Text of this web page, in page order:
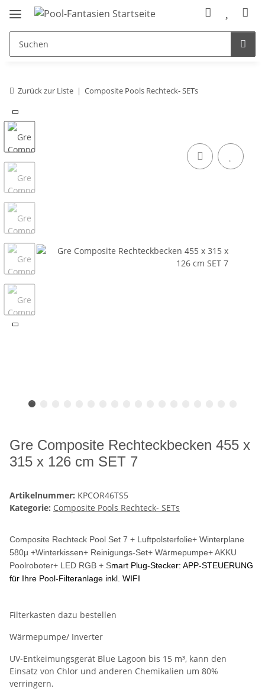
Zurück zur Liste Composite Pools Rechteck- SETs
Gre Composite Rechteckbecken 455 x
315 x 126 cm SET 7
Artikelnummer: KPCOR46TS5
Kategorie: Composite Pools Rechteck- SETs
Composite Rechteck Pool Set 7 + Luftpolsterfolie+ Winterplane
580µ +Winterkissen+ Reinigungs-Set+ Wärmepumpe+ AKKU
Poolroboter+ LED RGB + Smart Plug-Stecker: APP-STEUERUNG
für Ihre Pool-Filteranlage inkl. WIFI
Filterkasten dazu bestellen
Wärmepumpe/ Inverter
UV-Entkeimungsgerät Blue Lagoon bis 15 m³, kann den
Einsatz von Chlor und anderen Chemikalien um 80%
verringern.